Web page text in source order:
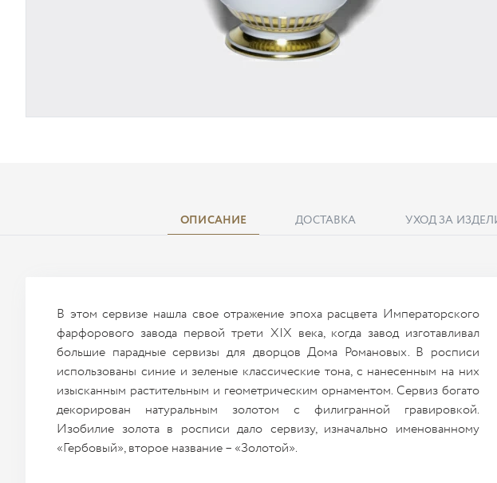
ОПИСАНИЕ ДОСТАВКА УХОД ЗА
В этом сервизе нашла свое отражение эпоха расцвета Императорского
фарфорового завода первой трети XIX века, когда завод изготавливал
большие парадные сервизы для дворцов Дома Романовых. В росписи
использованы синие и зеленые классические тона, с нанесенным на них
изысканным растительным и геометрическим орнаментом. Сервиз богато
декорирован натуральным золотом с филигранной гравировкой.
Изобилие золота в росписи дало сервизу, изначально именованному
«Гербовый», второе название – «Золотой».